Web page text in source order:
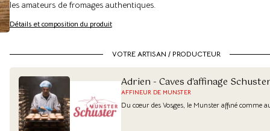
les amateurs de fromages authentiques.
Détails et composition du produit
VOTRE ARTISAN / PRODUCTEUR
Adrien - Caves d'affinage
AFFINEUR DE MUNSTER
Du cœur des Vosges, le Munster affiné comme